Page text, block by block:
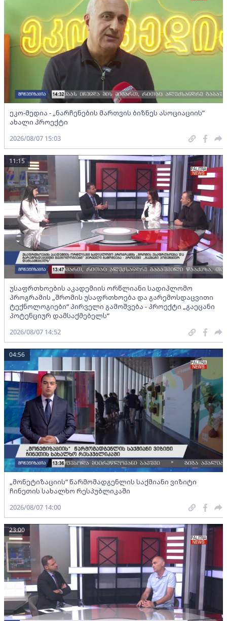
ეკო-მედია - „ნარჩენების მართვის ბიზნეს ასოციაციის”
ახალი პროექტი
2026/08/07 15:03
უსაფრთხოების აკადემიის ორწლიანი სადიპლომო
პროგრამის „შრომის უსაფრთხოება და გარემოსდაცვითი
ტექნოლოგიები“ პირველი გამოშვება - პროექტი „გაეცანი
პოტენციურ დამსაქმებელს“
11:15
2026/08/07 14:52
„მონეტიზაციის“ წარმომადგენლის საქმიანი ვიზიტი
ჩინეთის სახალხო რესპუბლიკაში
04:56
2026/08/07 14:00
23:00